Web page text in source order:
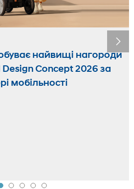
найвищі нагороди
Concept 2026 за
мобільності
платформа MobED
отримала
Award 2026